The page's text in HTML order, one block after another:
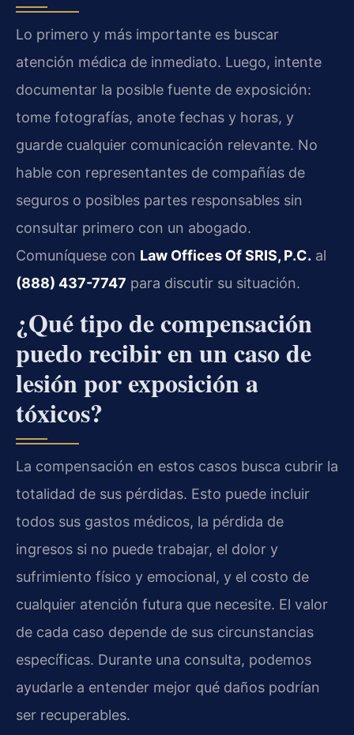
Lo primero y más importante es buscar
atención médica de inmediato. Luego, intente
documentar la posible fuente de exposición:
tome fotografías, anote fechas y horas, y
guarde cualquier comunicación relevante. No
hable con representantes de compañías de
seguros o posibles partes responsables sin
consultar primero con un abogado.
Comuníquese con Law Offices Of SRIS, P.C. al
(888) 437-7747 para discutir su situación.
¿Qué tipo de compensación
puedo recibir en un caso de
lesión por exposición a
tóxicos?
La compensación en estos casos busca cubrir la
totalidad de sus pérdidas. Esto puede incluir
todos sus gastos médicos, la pérdida de
ingresos si no puede trabajar, el dolor y
sufrimiento físico y emocional, y el costo de
cualquier atención futura que necesite. El valor
de cada caso depende de sus circunstancias
específicas. Durante una consulta, podemos
ayudarle a entender mejor qué daños podrían
ser recuperables.